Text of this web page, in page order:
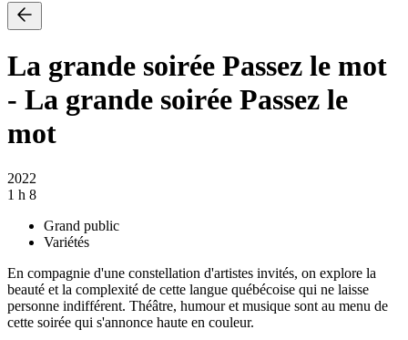
La grande soirée Passez le mot
- La grande soirée Passez le
mot
2022
1 h 8
Grand public
Variétés
En compagnie d'une constellation d'artistes invités, on explore la
beauté et la complexité de cette langue québécoise qui ne laisse
personne indifférent. Théâtre, humour et musique sont au menu de
cette soirée qui s'annonce haute en couleur.